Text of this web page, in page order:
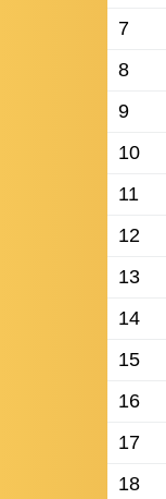
7
8
9
10
11
12
13
14
15
16
17
18